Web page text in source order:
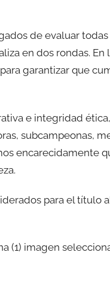
de evaluar
en dos rondas.
garantizar que
e integridad
subcampeonas,
encarecidamente
para el
(1) imagen